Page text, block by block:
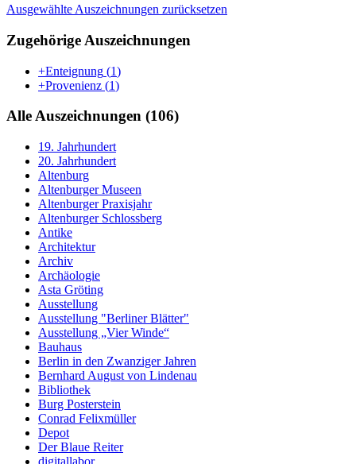
Ausgewählte Auszeichnungen zurücksetzen
Zugehörige Auszeichnungen
+Enteignung (1)
+Provenienz (1)
Alle Auszeichnungen (106)
19. Jahrhundert
20. Jahrhundert
Altenburg
Altenburger Museen
Altenburger Praxisjahr
Altenburger Schlossberg
Antike
Architektur
Archiv
Archäologie
Asta Gröting
Ausstellung
Ausstellung "Berliner Blätter"
Ausstellung „Vier Winde“
Bauhaus
Berlin in den Zwanziger Jahren
Bernhard August von Lindenau
Bibliothek
Burg Posterstein
Conrad Felixmüller
Depot
Der Blaue Reiter